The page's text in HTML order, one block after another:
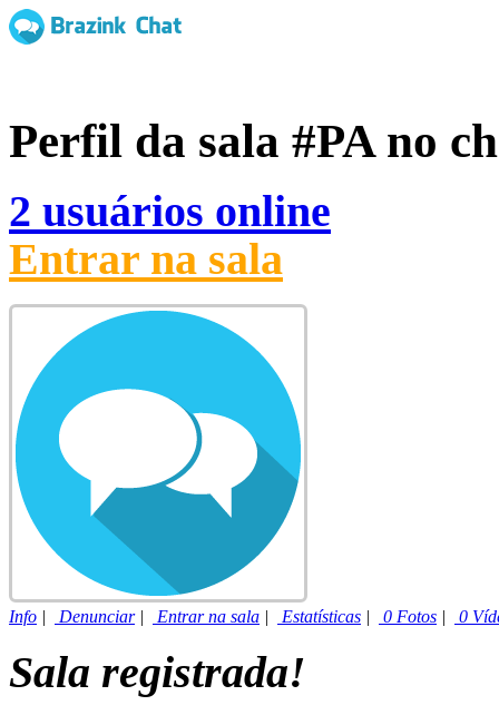
Perfil da sala #PAno
2 usuários online
Entrar na sala
Info | Denunciar| Entrar na sala | Estatísticas | 0 Fotos | 0
Sala registrada!